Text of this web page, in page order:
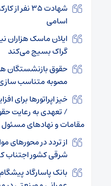
شهادت ۳۵
اسامی
ایلان ماسک هزاران
گراک بسیج می‌کند
حقوق بازنشستگان
مصوبه متناسب‌
/ تعهدی به رعایت
مقامات و نهادهای
از تردد در محورهای
شرقی کشور اجتناب
بانک پاسارگاد